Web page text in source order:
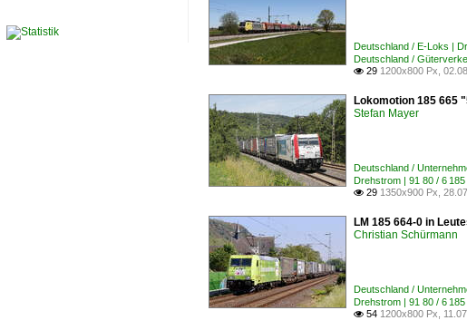
Deutschland / E-Loks |
Deutschland /
 29 1200x800 Px,
Lokomotion 185 665
Stefan Mayer
Deutschland /
Drehstrom | 91 80 / 6
 29 1350x900 Px,
LM 185 664-0 in
Christian Schürmann
Deutschland /
Drehstrom | 91 80 / 6
 54 1200x800 Px,